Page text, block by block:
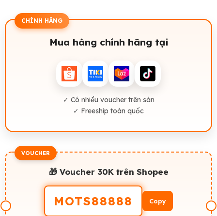
CHÍNH HÃNG
Mua hàng chính hãng tại
✓ Có nhiều voucher trên sàn
✓ Freeship toàn quốc
VOUCHER
🎁 Voucher 30K trên Shopee
MOTS88888 Copy